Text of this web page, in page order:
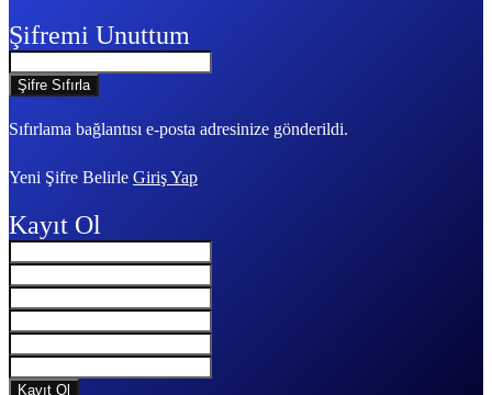
Şifremi Unuttum
Sıfırlama bağlantısı e-posta adresinize gönderildi.
Yeni Şifre Belirle Giriş Yap
Kayıt Ol